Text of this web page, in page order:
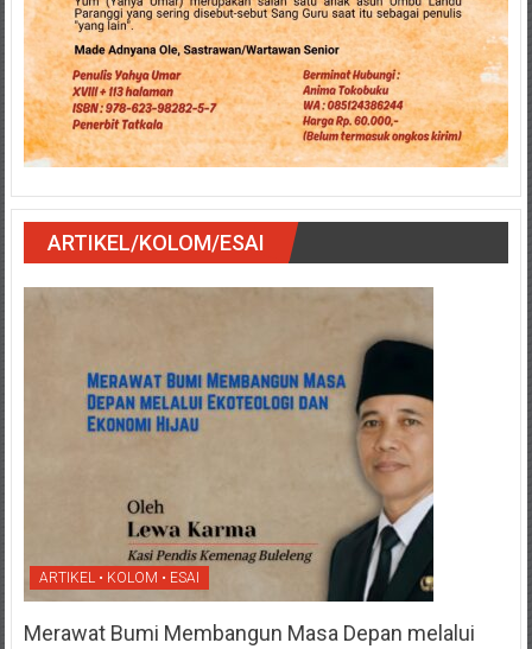
ARTIKEL/KOLOM/ESAI
ARTIKEL • KOLOM • ESAI
Merawat Bumi Membangun Masa Depan melalui